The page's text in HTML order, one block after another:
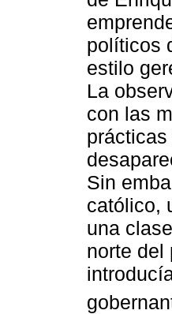
políticos
estilo
La
con las
Sin
católico,
una
norte del